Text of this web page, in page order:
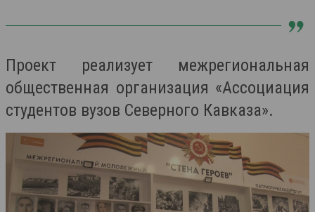
Проект реализует межрегиональная
общественная организация «Ассоциация
студентов вузов Северного Кавказа».